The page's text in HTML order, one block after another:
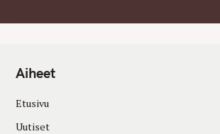
Aiheet
Etusivu
Uutiset